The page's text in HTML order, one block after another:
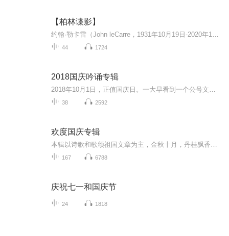
【柏林谍影】
44 1724
2018国庆吟诵专辑
38 2592
欢度国庆专辑
167 6788
庆祝七一和国庆节
24 1818